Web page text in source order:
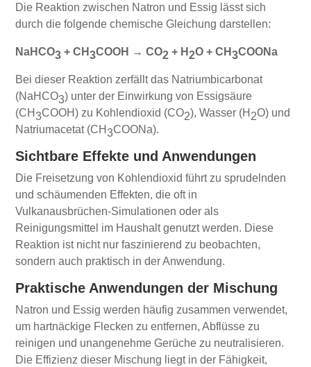
Die Reaktion zwischen Natron und Essig lässt sich
durch die folgende chemische Gleichung darstellen:
NaHCO3 + CH3COOH → CO2 + H2O + CH3COONa
Bei dieser Reaktion zerfällt das Natriumbicarbonat
(NaHCO3) unter der Einwirkung von Essigsäure
(CH 3COOH) zu Kohlendioxid (CO2), Wasser (H 2O) und
Natriumacetat (CH 3COONa).
Sichtbare Effekte und Anwendungen
Die Freisetzung von Kohlendioxid führt zu sprudelnden
und schäumenden Effekten, die oft in
Vulkanausbrüchen-Simulationen oder als
Reinigungsmittel im Haushalt genutzt werden. Diese
Reaktion ist nicht nur faszinierend zu beobachten,
sondern auch praktisch in der Anwendung.
Praktische Anwendungen der Mischung
Natron und Essig werden häufig zusammen verwendet,
um hartnäckige Flecken zu entfernen, Abflüsse zu
reinigen und unangenehme Gerüche zu neutralisieren.
Die Effizienz dieser Mischung liegt in der Fähigkeit,